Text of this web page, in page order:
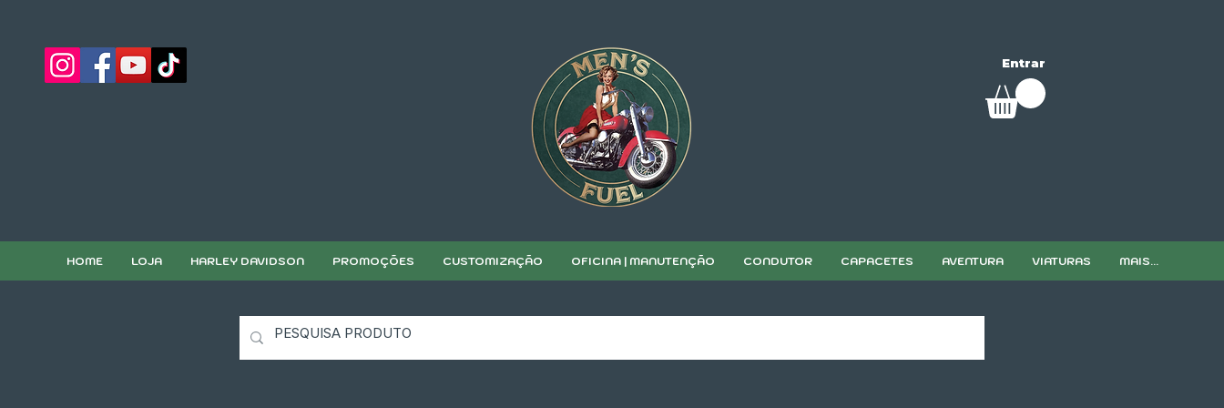
Entrar
HOME LOJA HARLEY DAVIDSON PROMOÇÕES CUSTOMIZAÇÃO OFICINA | MANUTENÇÃO CONDUTOR CAPACETES AVENTURA VIATURAS MAIS...